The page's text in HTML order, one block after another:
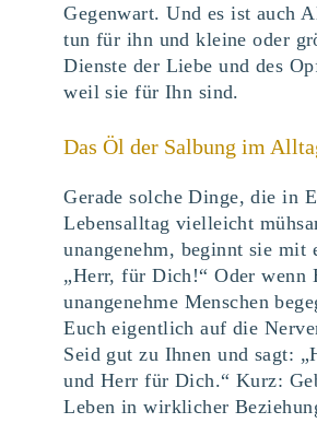
Gegenwart. Und es ist auch
tun für ihn und kleine oder
Dienste der Liebe und des
weil sie für Ihn sind.
Das Öl der Salbung im
Gerade solche Dinge, die in
Lebensalltag vielleicht
unangenehm, beginnt sie mit
„Herr, für Dich!“ Oder wenn
unangenehme Menschen
Euch eigentlich auf die
Seid gut zu Ihnen und sagt:
und Herr für Dich.“ Kurz:
Leben in wirklicher